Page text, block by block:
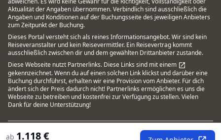
ab 1.118€
Aktualität der Angaben übernommen. Verbindlich sind ausschließlich die
Angaben und Konditionen auf der Buchungsseite des jeweiligen Anbieters
zum Zeitpunkt der Buchung.
Dieses Portal versteht sich als reines Informationsangebot. Wir sind kein
Reiseveranstalter und kein Reisevermittler. Ein Reisevertrag kommt
ausschließlich zwischen dir und dem gewählten Drittanbieter zustande.
Diese Webseite nutzt Partnerlinks. Diese Links sind mit einem
gekennzeichnet. Wenn du auf einen solchen Link klickst und darüber eine
Buchung durchführst, erhalten wir eine Provision vom Anbieter. Für dich
ändert sich der Preis dadurch nicht! Partnerlinks ermöglichen es uns die
Webseite zu betreiben und kostenfrei zur Verfügung zu stellen. Vielen
Dank für deine Unterstützung!
Nutzungsbedingungen Datenschutz Impressum